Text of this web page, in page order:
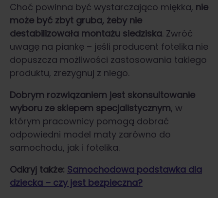
Choć powinna być wystarczająco miękka, nie
może być zbyt gruba, żeby nie
destabilizowała montażu siedziska. Zwróć
uwagę na piankę – jeśli producent fotelika nie
dopuszcza możliwości zastosowania takiego
produktu, zrezygnuj z niego.
Dobrym rozwiązaniem jest skonsultowanie
wyboru ze sklepem specjalistycznym, w
którym pracownicy pomogą dobrać
odpowiedni model maty zarówno do
samochodu, jak i fotelika.
Odkryj także: Samochodowa podstawka dla
dziecka – czy jest bezpieczna?